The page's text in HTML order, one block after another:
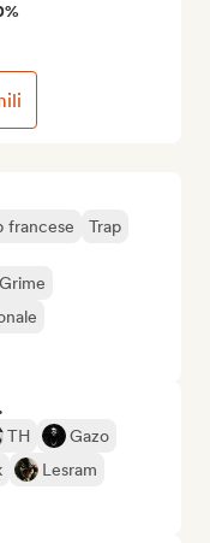
francese Trap
Grime
TH
Gazo
Lesram